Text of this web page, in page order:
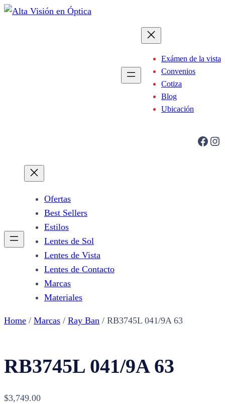
Saltar
Exámen de la vista
Convenios
Cotiza
Blog
Ubicación
Facebook Instagram
Ofertas
Best Sellers
Estilos
Lentes de Sol
Lentes de Vista
Lentes de Contacto
Marcas
Materiales
Home / Marcas / Ray Ban / RB3745L 041/9A 63
RB3745L 041/9A 63
$3,749.00